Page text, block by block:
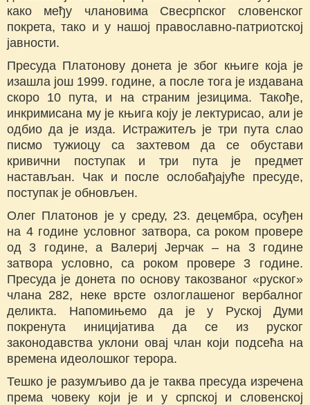
како међу члановима Свесрпског словенског
покрета, тако и у нашој православно-патриотској
јавности.
Пресуда Платонову донета је због књиге која је
изашла још 1999. године, а после тога је издавана
скоро 10 пута, и на страним језицима. Такође,
инкримисана му је књига коју је лектурисао, али је
одбио да је изда. Истражитељ је три пута слао
писмо тужиоцу са захтевом да се обустави
кривични поступак и три пута је предмет
настављан. Чак и после ослобађајуће пресуде,
поступак је обновљен.
Олег Платонов је у среду, 23. децембра, осуђен
на 4 године условног затвора, са роком провере
од 3 године, а Валериј Јерчак – на 3 године
затвора условно, са роком провере 3 године.
Пресуда је донета по основу такозваног «руског»
члана 282, неке врсте озлоглашеног вербалног
деликта. Напомињемо да је у Руској Думи
покренута иницијатива да се из руског
законодавства уклони овај члан који подсећа на
времена идеолошког терора.
Тешко је разумљиво да је таква пресуда изречена
према човеку који је и у српској и словенској